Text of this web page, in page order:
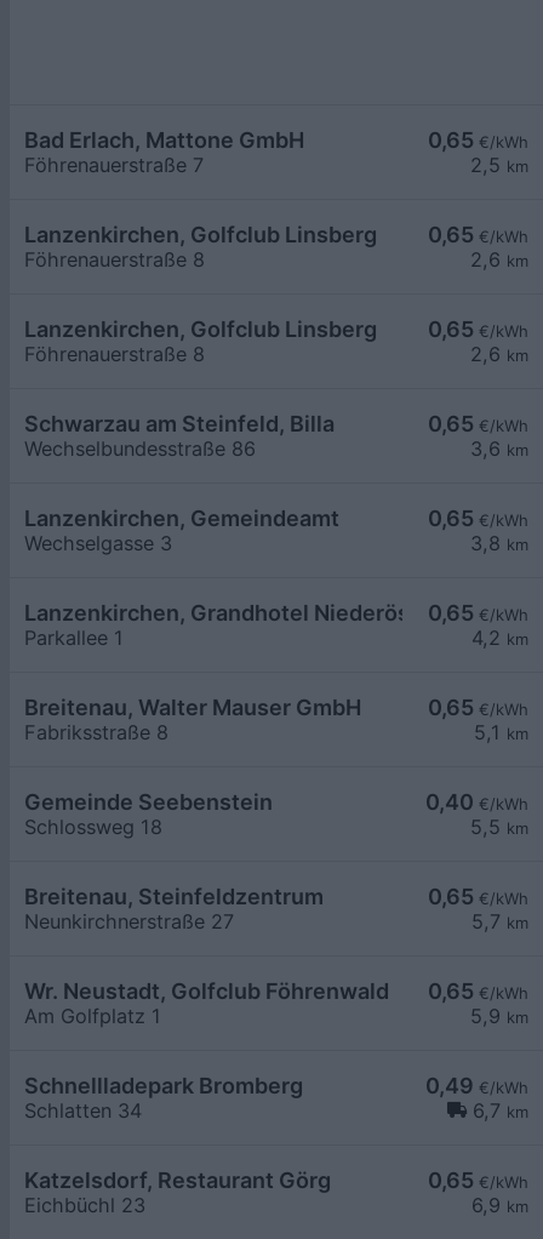
0,65 €/kWh
2,5 km
Bad Erlach, Mattone GmbH
Föhrenauerstraße 7
0,65 €/kWh
2,6 km
Lanzenkirchen, Golfclub Linsberg
Föhrenauerstraße 8
0,65 €/kWh
2,6 km
Lanzenkirchen, Golfclub Linsberg
Föhrenauerstraße 8
0,65 €/kWh
3,6 km
Schwarzau am Steinfeld, Billa
Wechselbundesstraße 86
0,65 €/kWh
3,8 km
Lanzenkirchen, Gemeindeamt
Wechselgasse 3
0,65 €/kWh
4,2 km
Lanzenkirchen, Grandhotel
Parkallee 1
0,65 €/kWh
5,1 km
Breitenau, Walter Mauser GmbH
Fabriksstraße 8
0,40 €/kWh
5,5 km
Gemeinde Seebenstein
Schlossweg 18
0,65 €/kWh
5,7 km
Breitenau, Steinfeldzentrum
Neunkirchnerstraße 27
0,65 €/kWh
5,9 km
Wr. Neustadt, Golfclub Föhrenwald
Am Golfplatz 1
0,49 €/kWh
6,7 km
Schnellladepark Bromberg
Schlatten 34
0,65 €/kWh
6,9 km
Katzelsdorf, Restaurant Görg
Eichbüchl 23